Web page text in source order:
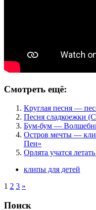
Смотреть ещё:
Круглая песня —
Песня сладкоежки
Бум-бум —
Остров мечты —
Пен»
Орлята учатся
клипы для детей
1 2 3 »
Поиск